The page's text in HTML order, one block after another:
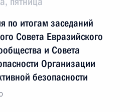
по итогам заседаний
Совета Евразийского
и Совета
Организации
безопасности